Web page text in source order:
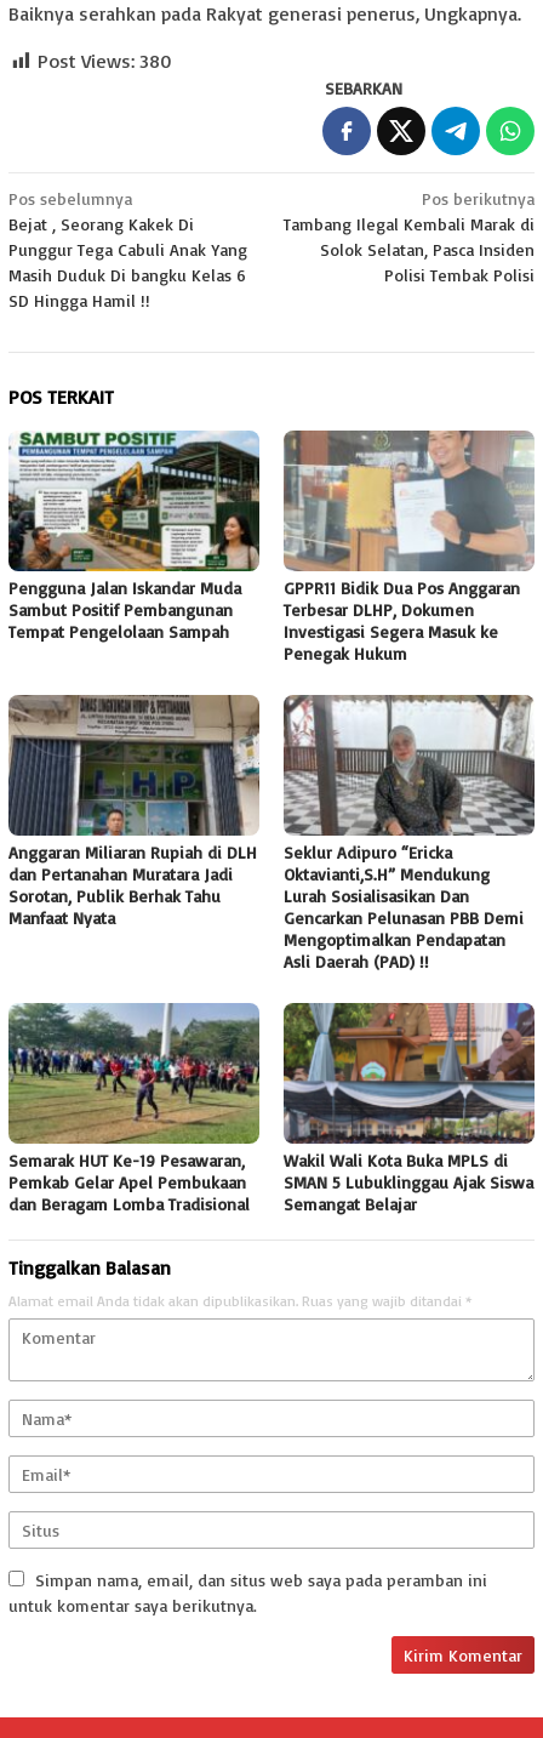
Baiknya serahkan pada Rakyat generasi penerus, Ungkapnya.
Post Views: 380
SEBARKAN
Navigasi
pos
Pos sebelumnya
Bejat , Seorang Kakek Di
Punggur Tega Cabuli Anak Yang
Masih Duduk Di bangku Kelas 6
SD Hingga Hamil !!
Pos berikutnya
Tambang Ilegal Kembali Marak di
Solok Selatan, Pasca Insiden
Polisi Tembak Polisi
POS TERKAIT
Pengguna Jalan Iskandar Muda
Sambut Positif Pembangunan
Tempat Pengelolaan Sampah
GPPR11 Bidik Dua Pos Anggaran
Terbesar DLHP, Dokumen
Investigasi Segera Masuk ke
Penegak Hukum
Anggaran Miliaran Rupiah di DLH
dan Pertanahan Muratara Jadi
Sorotan, Publik Berhak Tahu
Manfaat Nyata
Seklur Adipuro “Ericka
Oktavianti,S.H” Mendukung
Lurah Sosialisasikan Dan
Gencarkan Pelunasan PBB Demi
Mengoptimalkan Pendapatan
Asli Daerah (PAD) !!
Semarak HUT Ke-19 Pesawaran,
Pemkab Gelar Apel Pembukaan
dan Beragam Lomba Tradisional
Wakil Wali Kota Buka MPLS di
SMAN 5 Lubuklinggau Ajak Siswa
Semangat Belajar
Tinggalkan Balasan
Alamat email Anda tidak akan dipublikasikan. Ruas yang wajib ditandai *
Simpan nama, email, dan situs web saya pada peramban ini
untuk komentar saya berikutnya.